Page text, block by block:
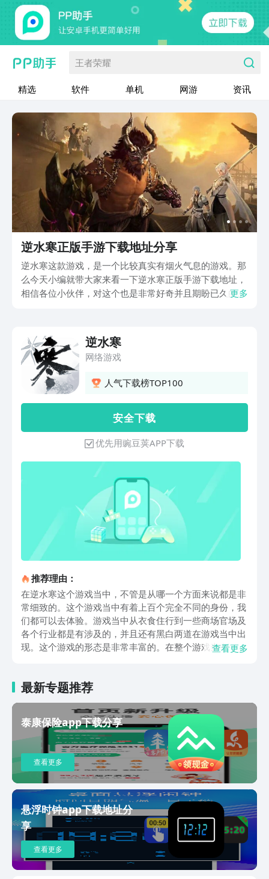
王者荣耀
精选 软件 单机 网游 资讯
逆水寒正版手游下载地址分享
逆水寒这款游戏，是一个比较真实有烟火气息的游戏。那
么今天小编就带大家来看一下逆水寒正版手游下载地址，
相信各位小伙伴，对这个也是非常好奇并且期盼已久的！
当中！感兴趣的小伙伴跟随小编的步伐一起来了解一下
吧！
更多
逆水寒
网络游戏
人气下载榜TOP100
安 全 下 载
优先用豌豆荚APP下载
推荐理由：
在逆水寒这个游戏当中，不管是从哪一个方面来说都是非
常细致的。这个游戏当中有着上百个完全不同的身份，我
们都可以去体验。游戏当中从衣食住行到一些商场官场及
各个行业都是有涉及的，并且还有黑白两道在游戏当中出
现。这个游戏的形态是非常丰富的。在整个游戏当中，里
份。比如说我们从一些小的地理知识，我们就可以参加一
些考试，然后我们可能就会发觉到一些，有关于文物而载
入的史册。在游戏当中的江湖身份不是不会改变的，而是
在社会当中，最基本的身份开始做起，根据每个小伙伴的
兴趣是选择自己想玩的游戏方向，从而不断的向上走，让
身份变得更加厉害。并且在游戏中我们需要从各个身份去
观察和思考事情，能够在游戏当中不断的积累游戏经验和
学习，还有成长的，我们在游戏当中玩的每一个过程都是
循序渐进的过程，需要我们的操作手法和全方面的提升。
上面的这些内容，就是小编今天为大家带来的逆水寒正版
手游下载地址，不仅如此，还有一些关于这款游戏的玩
法，这款游戏现在在预约的阶段了，大家可以将这款游戏
的下载链接保存下来。相信大家听了这么多，对这款游戏
也是有特别多的了解。感谢你的小伙伴，等待到游戏当
中，去亲身体验这款游戏带给我们的快乐吧！
查看更多
最新专题推荐
泰康保险app下载分享
查看更多
悬浮时钟app下载地址分
享
查看更多